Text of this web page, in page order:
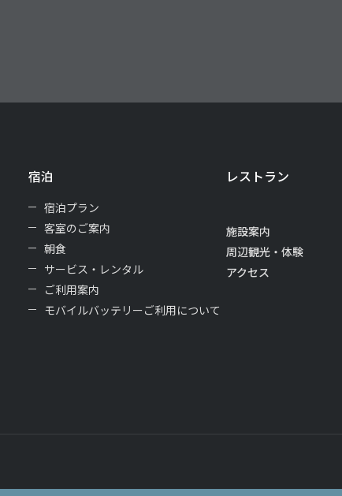
宿泊
宿泊プラン
客室のご案内
朝食
サービス・レンタル
ご利用案内
モバイルバッテリーご利用について
レストラン
施設案内
周辺観光・体験
アクセス